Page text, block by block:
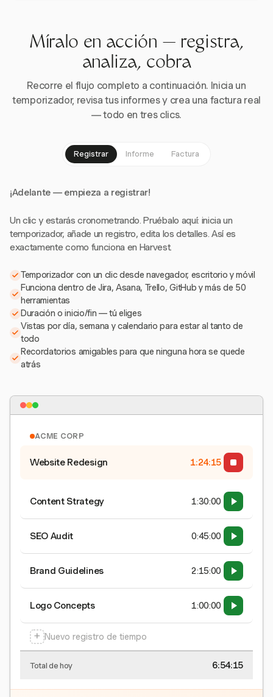
Míralo en acción — registra,
analiza, cobra
Recorre el flujo completo a continuación. Inicia un
temporizador, revisa tus informes y crea una factura real
— todo en tres clics.
Registrar Informe Factura
¡Adelante — empieza a registrar!
Un clic y estarás cronometrando. Pruébalo aquí: inicia un
temporizador, añade un registro, edita los detalles. Así es
exactamente como funciona en Harvest.
Temporizador con un clic desde navegador, escritorio y móvil
Funciona dentro de Jira, Asana, Trello, GitHub y más de 50
herramientas
Duración o inicio/fin — tú eliges
Vistas por día, semana y calendario para estar al tanto de
todo
Recordatorios amigables para que ninguna hora se quede
atrás
ACME CORP
Website Redesign 1:24:15
Content Strategy 1:30:00
SEO Audit 0:45:00
Brand Guidelines 2:15:00
Logo Concepts 1:00:00
+ Nuevo registro de tiempo
Total de hoy 6:54:15